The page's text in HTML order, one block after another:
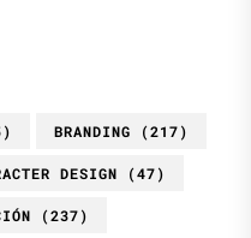
BRANDING (217)
DESIGN (47)
(237)